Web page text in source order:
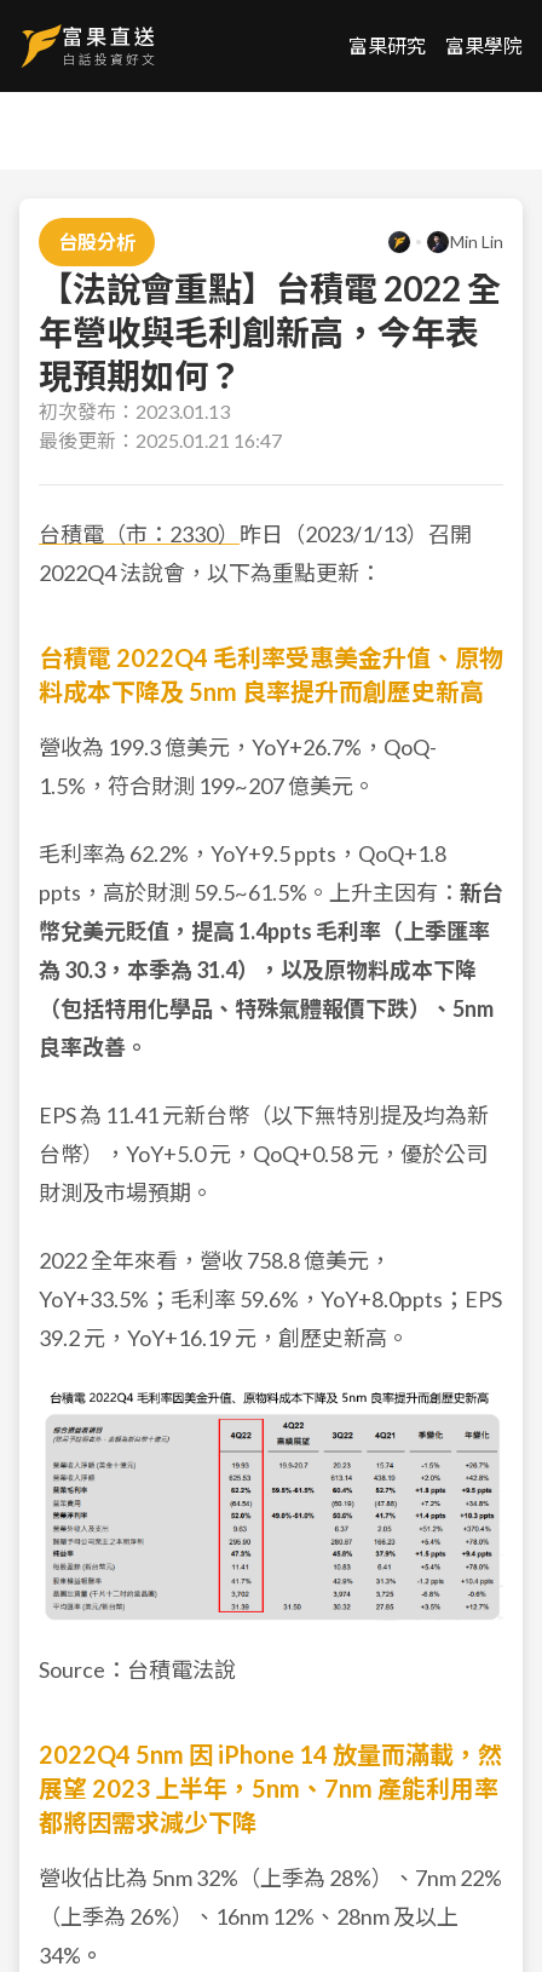
富果研究 富果學院
台股分析 Min Lin
【法說會重點】台積電 2022 全
年營收與毛利創新高，今年表
現預期如何？
初次發布： 2023.01.13
最後更新： 2025.01.21 16:47
台積電（市：2330） 昨日（2023/1/13）召開
2022Q4 法說會，以下為重點更新：
台積電 2022Q4 毛利率受惠美金升值、原物
料成本下降及 5nm 良率提升而創歷史新高
營收為 199.3 億美元，YoY+26.7%，QoQ-
1.5%，符合財測 199~207 億美元。
毛利率為 62.2%，YoY+9.5 ppts，QoQ+1.8
ppts，高於財測 59.5~61.5%。上升主因有： 新台
幣兌美元貶值，提高 1.4ppts 毛利率（上季匯率
為 30.3，本季為 31.4）
，以及原物料成本下降
（包括特用化學品、特殊氣體報價下跌）、5nm
良率改善。
EPS 為 11.41 元新台幣（以下無特別提及均為新
台幣），YoY+5.0 元，QoQ+0.58 元，優於公司
財測及市場預期。
2022 全年來看，營收 758.8 億美元，
YoY+33.5%；毛利率 59.6%，YoY+8.0ppts；EPS
39.2 元，YoY+16.19 元，創歷史新高。
Source：台積電法說
2022Q4 5nm 因 iPhone 14 放量而滿載，然
展望 2023 上半年，5nm、7nm 產能利用率
都將因需求減少下降
營收佔比為 5nm 32%（上季為 28%）、7nm 22%
（上季為 26%）、16nm 12%、28nm 及以上
34% 。